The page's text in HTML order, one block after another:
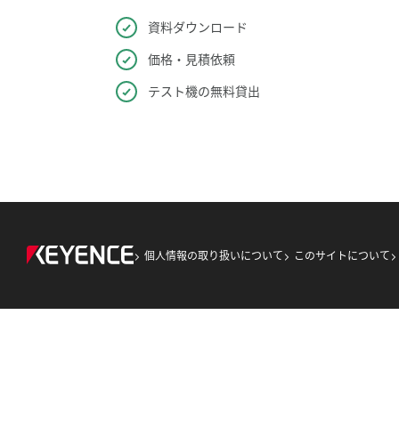
資料ダウンロード
価格・見積依頼
テスト機の無料貸出
個人情報の取り扱いについて このサイトについて